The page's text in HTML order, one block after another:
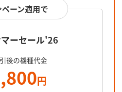
ーン適用で
ーセール'26
後の機種代金
円